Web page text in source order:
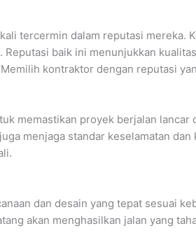
tercermin dalam reputasi mereka.
baik ini menunjukkan
kontraktor dengan reputasi
memastikan proyek berjalan
menjaga standar keselamatan
dan desain yang tepat sesuai
akan menghasilkan jalan yang